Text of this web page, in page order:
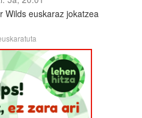
Wilds euskaraz jokatzea